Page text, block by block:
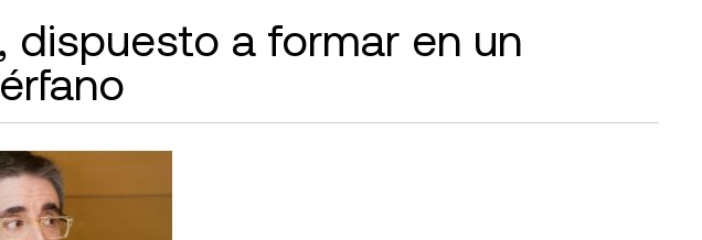
dispuesto a formar en un